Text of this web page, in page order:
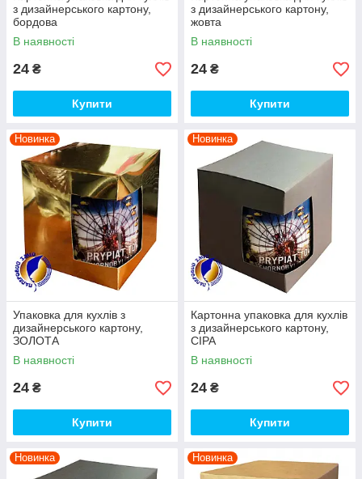
з дизайнерського картону,
бордова
В наявності
24 ₴
Купити
з дизайнерського картону,
жовта
В наявності
24 ₴
Купити
Новинка
Упаковка для кухлів з
дизайнерського картону,
ЗОЛОТА
В наявності
24 ₴
Купити
Новинка
Картонна упаковка для кухлів
з дизайнерського картону,
СІРА
В наявності
24 ₴
Купити
Новинка Новинка